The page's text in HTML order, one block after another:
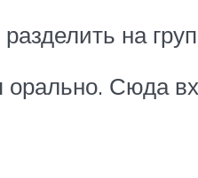
на
Сюда